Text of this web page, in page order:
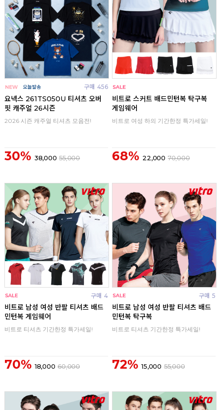
구매 456
요넥스 261TS050U 티셔츠 오버
핏 캐주얼 26시즌
2026 시즌 캐주얼 티셔츠 모음전!
30% 38,000 55,000
비트로 스커트 배드민턴복 탁구복
게임웨어
비트로 여성 하의 기간한정 특가세일!
68% 22,000 70,000
구매 4
비트로 남성 여성 반팔 티셔츠 배드
민턴복 게임웨어
비트로 티셔츠 기간한정 특가세일!
70% 18,000 60,000
구매 5
비트로 남성 여성 반팔 티셔츠 배드
민턴복 탁구복
비트로 티셔츠 기간한정 특가세일!
72% 15,000 55,000